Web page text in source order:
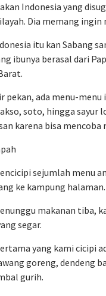
Indonesia yang
Dia memang
itu kan Sabang
ibunya berasal dari
pekan, ada menu-
soto, hingga sayur
karena bisa mencoba
sejumlah menu
ke kampung halaman.
makanan tiba,
segar.
yang kami cicipi
goreng, dendeng
gurih.